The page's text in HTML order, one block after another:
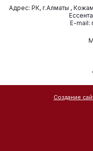
Адрес: РК, г.Алматы ,
Е-mail:
Создание